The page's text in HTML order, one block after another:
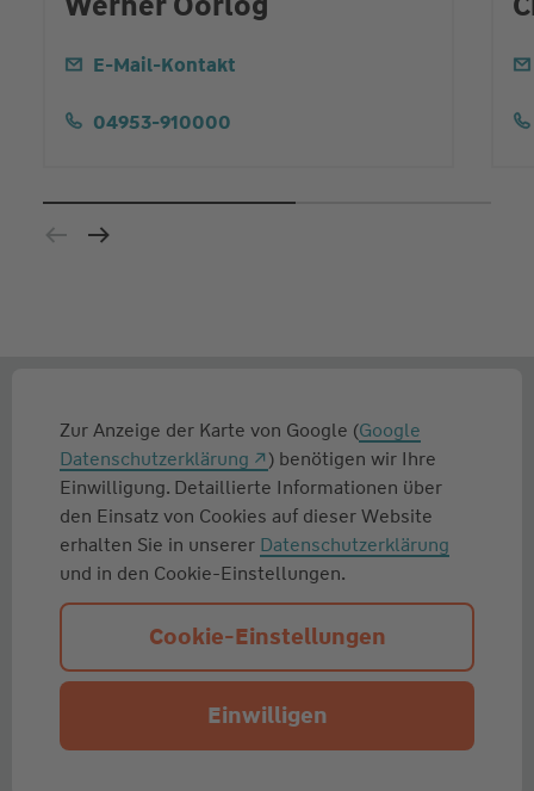
E-Mail-Kontakt
04953-910000
Zur Anzeige der Karte von Google (Google
Datenschutzerklärung
) benötigen wir Ihre
Einwilligung. Detaillierte Informationen über
den Einsatz von Cookies auf dieser Website
erhalten Sie in unserer Datenschutzerklärung
und in den Cookie-Einstellungen.
Cookie-Einstellungen
Einwilligen